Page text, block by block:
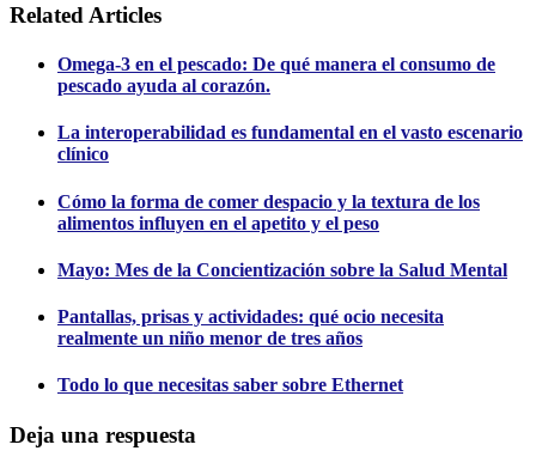
Related Articles
Omega-3 en el pescado: De qué manera el consumo de
pescado ayuda al corazón.
La interoperabilidad es fundamental en el vasto escenario
clínico
Cómo la forma de comer despacio y la textura de los
alimentos influyen en el apetito y el peso
Mayo: Mes de la Concientización sobre la Salud Mental
Pantallas, prisas y actividades: qué ocio necesita
realmente un niño menor de tres años
Todo lo que necesitas saber sobre Ethernet
Deja una respuesta